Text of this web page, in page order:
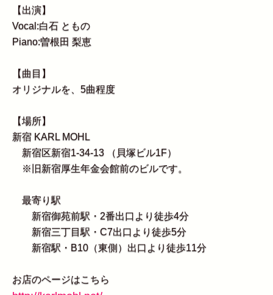
【出演】
Vocal:白石 ともの
Piano:曽根田 梨恵
【曲目】
オリジナルを、5曲程度
【場所】
新宿 KARL MOHL
新宿区新宿1-34-13 （貝塚ビル1F）
※旧新宿厚生年金会館前のビルです。
最寄り駅
新宿御苑前駅・2番出口より徒歩4分
新宿三丁目駅・C7出口より徒歩5分
新宿駅・B10（東側）出口より徒歩11分
お店のページはこちら